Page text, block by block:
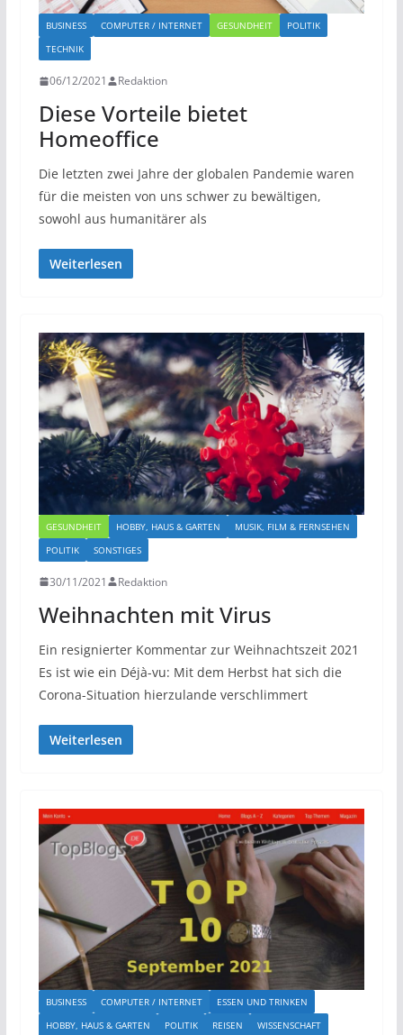
BUSINESS COMPUTER / INTERNET GESUNDHEIT
POLITIK
TECHNIK
06/12/2021 Redaktion
Diese Vorteile bietet
Homeoffice
Die letzten zwei Jahre der globalen Pandemie waren
für die meisten von uns schwer zu bewältigen,
sowohl aus humanitärer als
Weiterlesen
GESUNDHEIT HOBBY, HAUS & GARTEN
MUSIK, FILM & FERNSEHEN
POLITIK
SONSTIGES
30/11/2021 Redaktion
Weihnachten mit Virus
Ein resignierter Kommentar zur Weihnachtszeit 2021
Es ist wie ein Déjà-vu: Mit dem Herbst hat sich die
Corona-Situation hierzulande verschlimmert
Weiterlesen
BUSINESS COMPUTER / INTERNET
ESSEN UND TRINKEN
HOBBY, HAUS & GARTEN
POLITIK REISEN WISSENSCHAFT